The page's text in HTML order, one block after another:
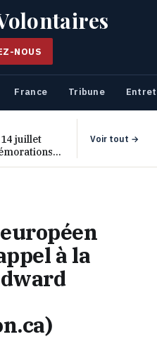
NOUS
France Tribune
14 juillet
de ce
Voir tout →
à la